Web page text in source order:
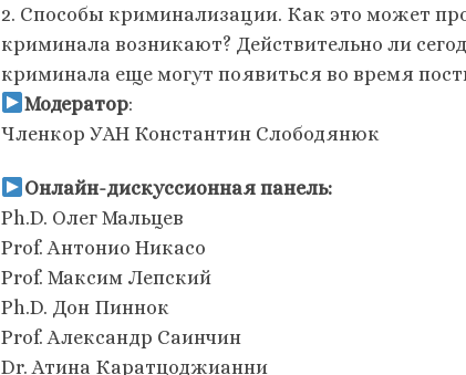
2. Способы криминализации. Как это может
криминала возникают? Действительно ли
криминала еще могут появиться во время
Модератор:
Членкор УАН Константин Слободянюк
Онлайн-дискуссионная панель:
Ph.D. Олег Мальцев
Prof. Антонио Никасо
Prof. Максим Лепский
Ph.D. Дон Пиннок
Prof. Александр Саинчин
Dr. Атина Каратцоджианни